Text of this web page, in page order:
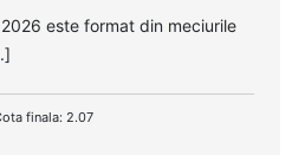
este format din meciurile
finala: 2.07